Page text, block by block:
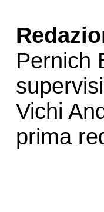
Pernich
Vichi
prima